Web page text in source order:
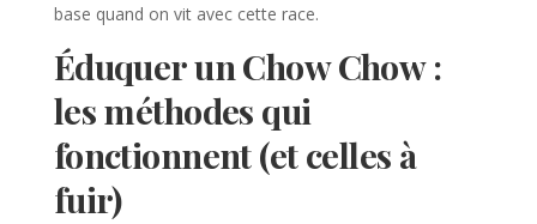
base quand on vit avec cette race.
Éduquer un Chow Chow :
les méthodes qui
fonctionnent (et celles à
fuir)